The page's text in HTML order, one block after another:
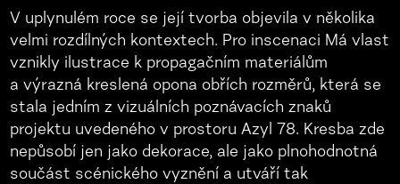
V uplynulém roce se její tvorba objevila v několika
velmi rozdílných kontextech. Pro inscenaci Má vlast
vznikly ilustrace k propagačním materiálům
a výrazná kreslená opona obřích rozměrů, která se
stala jedním z vizuálních poznávacích znaků
projektu uvedeného v prostoru Azyl 78. Kresba zde
nepůsobí jen jako dekorace, ale jako plnohodnotná
součást scénického vyznění a utváří tak